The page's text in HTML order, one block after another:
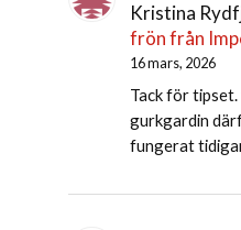
Kristina
frön från
16 mars, 2026
Tack för
gurkgardin
fungerat